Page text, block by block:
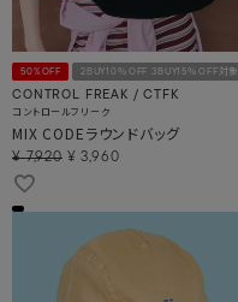
50%OFF 2BUY10％OFF 3BUY15％OFF対象
CONTROL FREAK / CTFK
コントロールフリーク
MIX CODEラウンドバッグ
¥ 7,920 ¥ 3,960